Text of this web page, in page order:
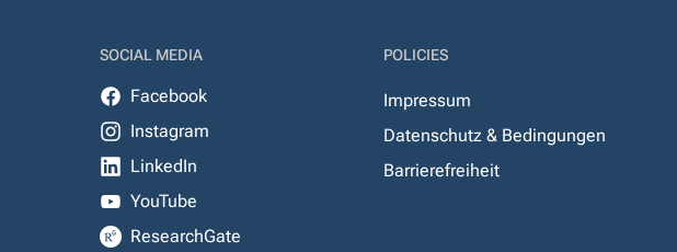
SOCIAL MEDIA
Facebook
Instagram
LinkedIn
YouTube
ResearchGate
POLICIES
Impressum
Datenschutz & Bedingungen
Barrierefreiheit